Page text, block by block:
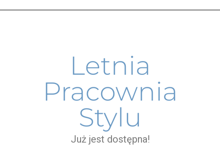
Letnia
Pracownia
Stylu
Już jest dostępna!